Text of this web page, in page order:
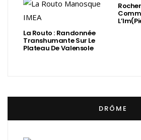
La Routo : Randonnée
Transhumante Sur Le
Plateau De Valensole
DRÔME